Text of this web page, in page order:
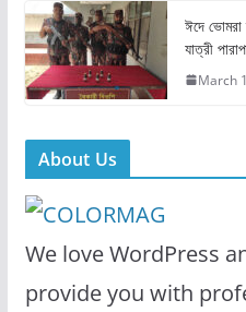
ঈদে ভোমরা
যাত্রী
March
About Us
We love WordPress
provide you with